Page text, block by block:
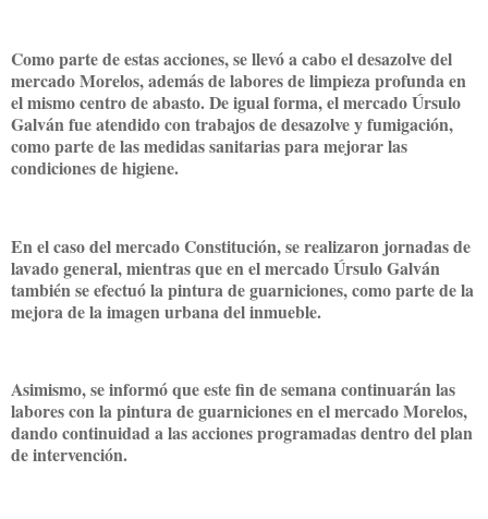
Como parte de estas acciones, se llevó a cabo el desazolve del
mercado Morelos, además de labores de limpieza profunda en
el mismo centro de abasto. De igual forma, el mercado Úrsulo
Galván fue atendido con trabajos de desazolve y fumigación,
como parte de las medidas sanitarias para mejorar las
condiciones de higiene.
En el caso del mercado Constitución, se realizaron jornadas de
lavado general, mientras que en el mercado Úrsulo Galván
también se efectuó la pintura de guarniciones, como parte de la
mejora de la imagen urbana del inmueble.
Asimismo, se informó que este fin de semana continuarán las
labores con la pintura de guarniciones en el mercado Morelos,
dando continuidad a las acciones programadas dentro del plan
de intervención.